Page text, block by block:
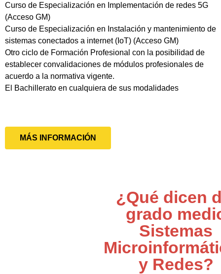
Curso de Especialización en Implementación de redes 5G
(Acceso GM)
Curso de Especialización en Instalación y mantenimiento de
sistemas conectados a internet (IoT) (Acceso GM)
Otro ciclo de Formación Profesional con la posibilidad de
establecer convalidaciones de módulos profesionales de
acuerdo a la normativa vigente.
El Bachillerato en cualquiera de sus modalidades
MÁS INFORMACIÓN
¿Qué dicen
grado
Sistemas
y Redes?